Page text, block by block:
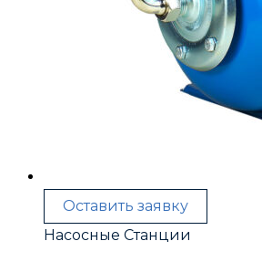
Оставить заявку
Насосные Станции